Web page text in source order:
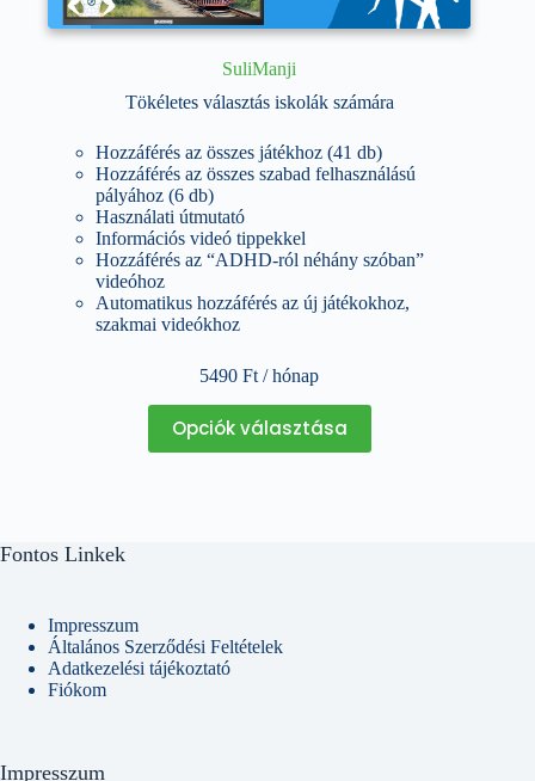
SuliManji
Tökéletes választás iskolák számára
Hozzáférés az összes játékhoz (41 db)
Hozzáférés az összes szabad felhasználású
pályához (6 db)
Használati útmutató
Információs videó tippekkel
Hozzáférés az “ADHD-ról néhány szóban”
videóhoz
Automatikus hozzáférés az új játékokhoz,
szakmai videókhoz
5490Ft / hónap
Opciók választása
Ennek
a
terméknek
ki
Fontos Linkek
Impresszum
Általános Szerződési Feltételek
Adatkezelési tájékoztató
Fiókom
Impresszum